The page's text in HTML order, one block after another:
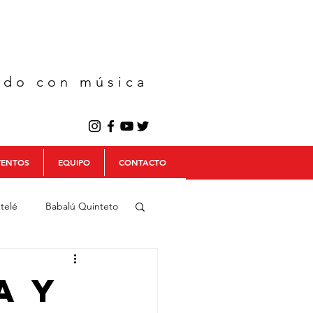
con música
EQUIPO CONTACTO
Babalú Quinteto
y